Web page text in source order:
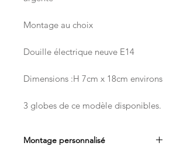
Montage au choix
Douille électrique neuve E14
Dimensions :H 7cm x 18cm environs
3 globes de ce modèle disponibles.
Montage personnalisé